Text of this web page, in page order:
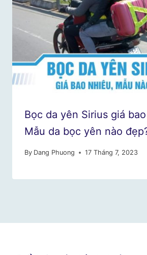
Bọc da yên Sirius giá
Mẫu da bọc yên nào
By Dang Phuong 17 Tháng 7, 2023